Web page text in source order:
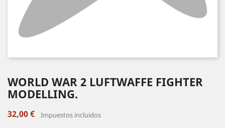
WORLD WAR 2 LUFTWAFFE FIGHTER
MODELLING.
32,00 € Impuestos incluidos